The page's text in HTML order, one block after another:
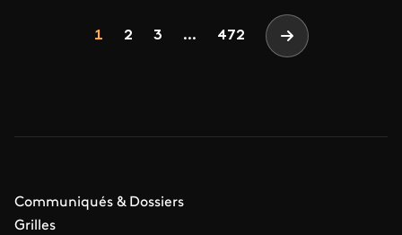
Page
1 Page
2 Page
3 ... 472 Page suivante
Communiqués & Dossiers
Grilles